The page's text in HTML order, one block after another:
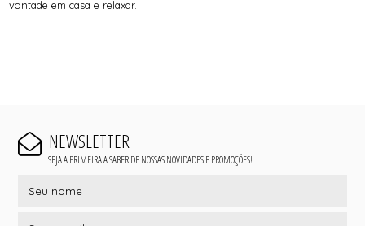
vontade em casa e relaxar.
NEWSLETTER
SEJA A PRIMEIRA A SABER DE NOSSAS NOVIDADES E PROMOÇÕES!